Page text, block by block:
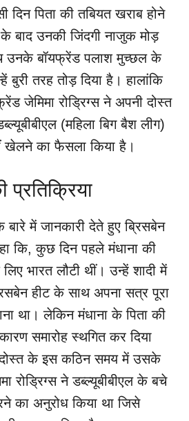
दिन पिता की तबियत खराब होने
बाद उनकी जिंदगी नाजुक मोड़
उनके बॉयफ्रेंड पलाश मुच्छल के
तरह तोड़ दिया है। हालांकि
जेमिमा रोड्रिग्स ने अपनी दोस्त
(महिला बिग बैश लीग)
खेलने का फैसला किया है।
प्रतिक्रिया
में जानकारी देते हुए ब्रिसबेन
कि, कुछ दिन पहले मंधाना की
भारत लौटी थीं। उन्हें शादी में
हीट के साथ अपना सत्र पूरा
था। लेकिन मंधाना के पिता की
समारोह स्थगित कर दिया
के इस कठिन समय में उसके
रोड्रिग्स ने डब्ल्यूबीबीएल के बचे
का अनुरोध किया था जिसे